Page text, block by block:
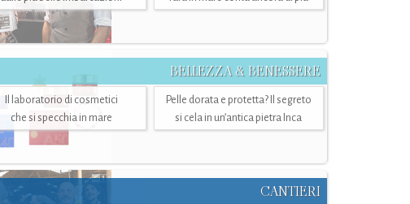
BELLEZZA & BENESSERE
Il laboratorio di cosmetici
che si specchia in mare
Pelle dorata e protetta? Il segreto
si cela in un’antica pietra Inca
CANTIERI